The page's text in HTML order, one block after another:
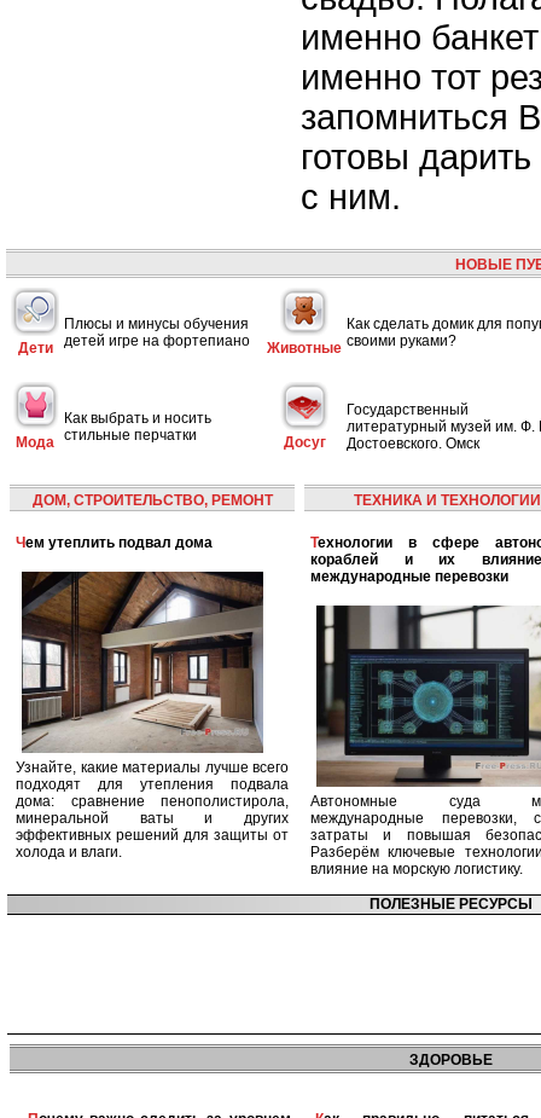
именно
именно тот
запомниться
готовы
с ним.
НОВЫЕ
Дети
Плюсы и минусы обучения
детей игре на фортепиано
Животные
Как сделать домик для
своими руками?
Мода
Как выбрать и носить
стильные перчатки
Досуг
Государственный
литературный музей им. Ф.
Достоевского. Омск
ДОМ, СТРОИТЕЛЬСТВО, РЕМОНТ
Чем утеплить подвал дома
Узнайте, какие материалы лучше всего
подходят для утепления подвала
дома: сравнение пенополистирола,
минеральной ваты и других
эффективных решений для защиты от
холода и влаги.
ТЕХНИКА И ТЕХНОЛОГИИ
Технологии в сфере автономных
кораблей и их
международные перевозки
Автономные суда
международные перевозки,
затраты и повышая
Разберём ключевые
влияние на морскую логистику.
ПОЛЕЗНЫЕ РЕСУРСЫ
ЗДОРОВЬЕ